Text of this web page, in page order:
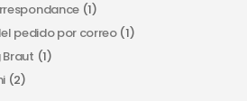
(1)
pedido por correo(1)
(1)
(2)